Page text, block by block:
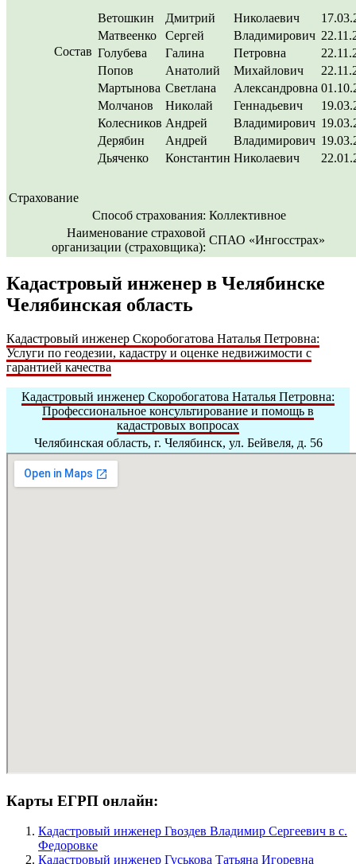
Состав
Ветошкин Дмитрий Николаевич
Матвеенко
Сергей Владимирович
Голубева
Галина Петровна
Попов
Анатолий Михайлович
Мартынова Светлана Александровна
Молчанов
Николай Геннадьевич
Колесников Андрей Владимирович
Дерябин
Андрей Владимирович
Дьяченко
Константин Николаевич
Страхование
Способ страхования: Коллективное
Наименование страховой
организации (страховщика):
СПАО «Ингосстрах»
Кадастровый инженер в Челябинске
Челябинская область
Кадастровый инженер Скоробогатова Наталья Петровна:
Услуги по геодезии, кадастру и оценке недвижимости с
гарантией качества
Кадастровый инженер Скоробогатова Наталья Петровна:
Профессиональное консультирование и помощь в
кадастровых вопросах
Челябинская область, г. Челябинск, ул. Бейвеля, д. 56
Карты ЕГРП онлайн:
Кадастровый инженер Гвоздев Владимир Сергеевич в c.
Федоровке
Кадастровый инженер Гуськова Татьяна Игоревна